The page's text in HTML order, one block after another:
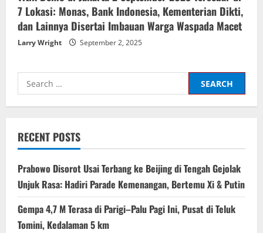
7 Lokasi: Monas, Bank Indonesia, Kementerian Dikti,
dan Lainnya Disertai Imbauan Warga Waspada Macet
Larry Wright September 2, 2025
Search
for:
RECENT POSTS
Prabowo Disorot Usai Terbang ke Beijing di Tengah Gejolak
Unjuk Rasa: Hadiri Parade Kemenangan, Bertemu Xi & Putin
Gempa 4,7 M Terasa di Parigi–Palu Pagi Ini, Pusat di Teluk
Tomini, Kedalaman 5 km